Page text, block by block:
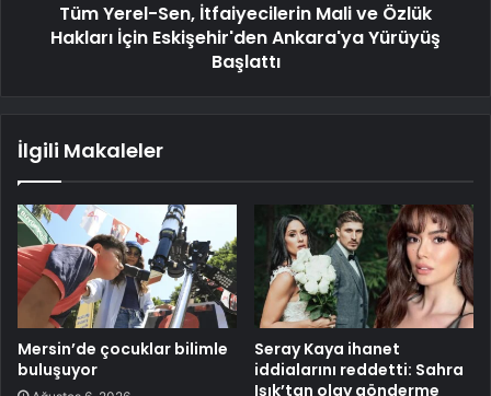
Tüm Yerel-Sen, İtfaiyecilerin Mali ve Özlük
Hakları İçin Eskişehir'den Ankara'ya Yürüyüş
Başlattı
İlgili Makaleler
Mersin’de çocuklar bilimle
buluşuyor
Seray Kaya ihanet
iddialarını reddetti: Sahra
Işık’tan olay gönderme